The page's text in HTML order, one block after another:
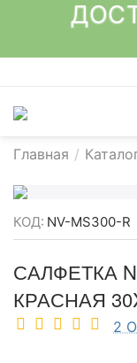
Главная /
КОД: NV-MS300-R
САЛФЕТКА
КРАСНАЯ
2